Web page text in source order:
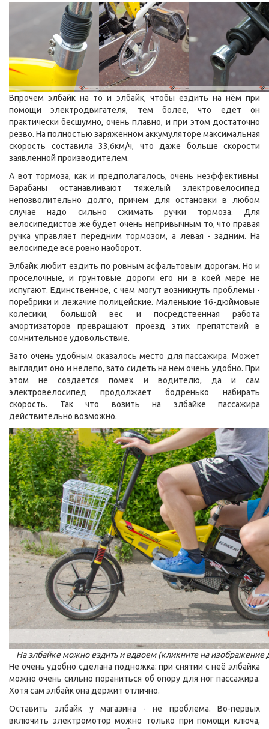
Впрочем элбайк на то и элбайк, чтобы ездить на нём при
помощи электродвигателя, тем более, что едет он
практически бесшумно, очень плавно, и при этом достаточно
резво. На полностью заряженном аккумуляторе максимальная
скорость составила 33,6км/ч, что даже больше скорости
заявленной производителем.
А вот тормоза, как и предполагалось, очень неэффективны.
Барабаны останавливают тяжелый электровелосипед
непозволительно долго, причем для остановки в любом
случае надо сильно сжимать ручки тормоза. Для
велосипедистов же будет очень непривычным то, что правая
ручка управляет передним тормозом, а левая - задним. На
велосипеде все ровно наоборот.
Элбайк любит ездить по ровным асфальтовым дорогам. Но и
проселочные, и грунтовые дороги его ни в коей мере не
испугают. Единственное, с чем могут возникнуть проблемы -
поребрики и лежачие полицейские. Маленькие 16-дюймовые
колесики, большой вес и посредственная работа
амортизаторов превращают проезд этих препятствий в
сомнительное удовольствие.
Зато очень удобным оказалось место для пассажира. Может
выглядит оно и нелепо, зато сидеть на нём очень удобно. При
этом не создается помех и водителю, да и сам
электровелосипед продолжает бодренько набирать
скорость. Так что возить на элбайке пассажира
действительно возможно.
На элбайке можно ездить и вдвоем (кликните на изображение
Не очень удобно сделана подножка: при снятии с неё элбайка
можно очень сильно пораниться об опору для ног пассажира.
Хотя сам элбайк она держит отлично.
Оставить элбайк у магазина - не проблема. Во-первых
включить электромотор можно только при помощи ключа,